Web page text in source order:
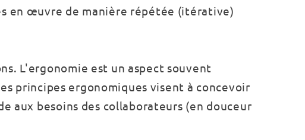
en œuvre de manière répétée (itérative)
L'ergonomie est un aspect souvent
principes ergonomiques visent à concevoir
aux besoins des collaborateurs (en douceur